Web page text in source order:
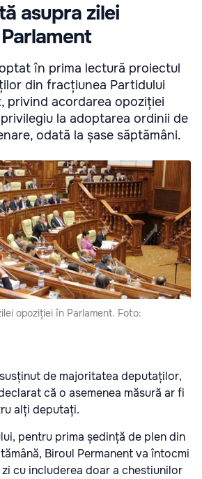
asupra zilei
în prima lectură proiectul
din fracțiunea Partidului
privind acordarea opoziției
la adoptarea ordinii de
odată la șase săptămâni.
opoziției în Parlament. Foto:
de majoritatea deputaților,
că o asemenea măsură ar fi
alți deputați.
pentru prima ședință de plen din
Biroul Permanent va întocmi
cu includerea doar a chestiunilor